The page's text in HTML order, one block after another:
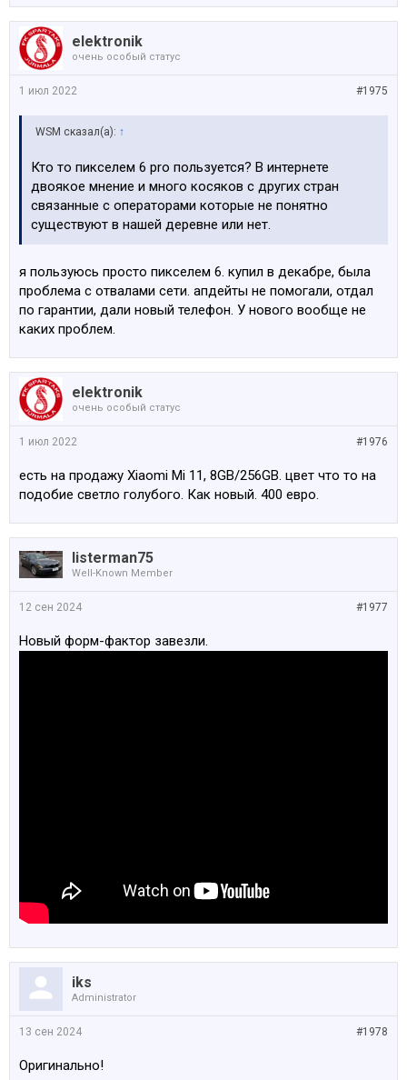
elektronik
очень особый статус
#1975
1 июл 2022
WSM сказал(а): ↑
Кто то пикселем 6 pro пользуется? В интернете
двоякое мнение и много косяков с других стран
связанные с операторами которые не понятно
существуют в нашей деревне или нет.
я пользуюсь просто пикселем 6. купил в декабре, была
проблема с отвалами сети. апдейты не помогали, отдал
по гарантии, дали новый телефон. У нового вообще не
каких проблем.
elektronik
очень особый статус
#1976
1 июл 2022
есть на продажу Xiaomi Mi 11, 8GB/256GB. цвет что то на
подобие светло голубого. Как новый. 400 евро.
listerman75
Well-Known Member
#1977
12 сен 2024
Новый форм-фактор завезли.
iks
Administrator
#1978
13 сен 2024
Оригинально!